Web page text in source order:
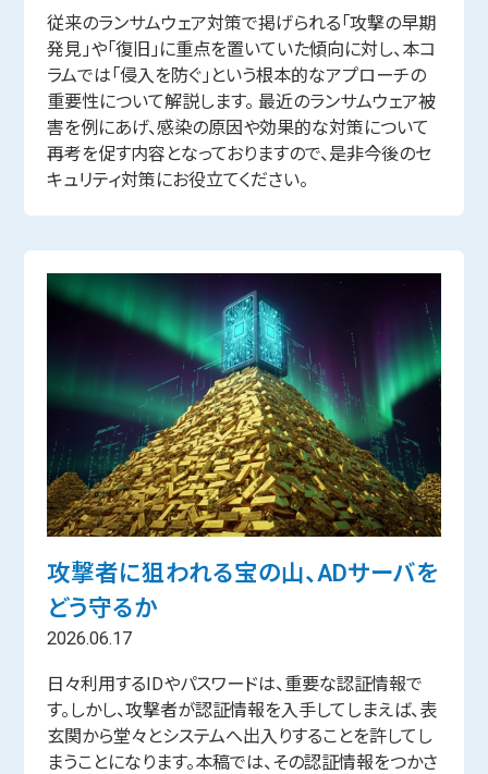
従来のランサムウェア対策で掲げられる「攻撃の早期
発見」や「復旧」に重点を置いていた傾向に対し、本コ
ラムでは「侵入を防ぐ」という根本的なアプローチの
重要性について解説します。 最近のランサムウェア被
害を例にあげ、感染の原因や効果的な対策について
再考を促す内容となっておりますので、是非今後のセ
キュリティ対策にお役立てください。
攻撃者に狙われる宝の山、ADサーバを
どう守るか
2026.06.17
日々利用するIDやパスワードは、重要な認証情報で
す。しかし、攻撃者が認証情報を入手してしまえば、表
玄関から堂々とシステムへ出入りすることを許してし
まうことになります。本稿では、その認証情報をつかさ